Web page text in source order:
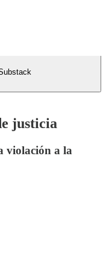
justicia
violación a la